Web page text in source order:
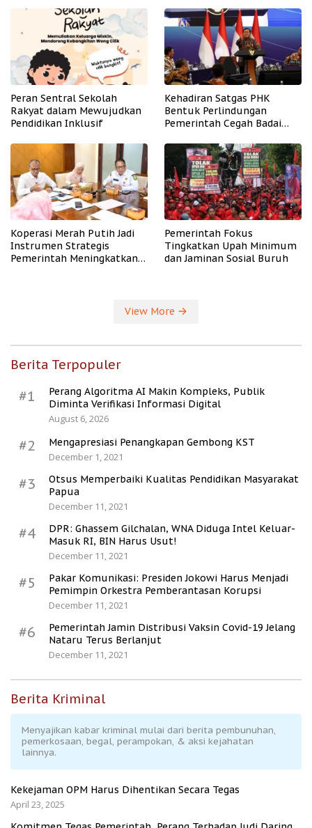
Peran Sentral Sekolah
Rakyat dalam Mewujudkan
Pendidikan Inklusif
Kehadiran Satgas PHK
Bentuk Perlindungan
Pemerintah Cegah Badai
Koperasi Merah Putih Jadi
Instrumen Strategis
Pemerintah Meningkatkan
Pemerintah Fokus
Tingkatkan Upah Minimum
dan Jaminan Sosial Buruh
View More
Berita Terpopuler
#1
Perang Algoritma AI Makin Kompleks, Publik
Diminta Verifikasi Informasi Digital
August 6, 2026
#2
Mengapresiasi Penangkapan Gembong KST
December 1, 2021
#3
Otsus Memperbaiki Kualitas Pendidikan Masyarakat
Papua
December 11, 2021
#4
DPR: Ghassem Gilchalan, WNA Diduga Intel Keluar-
Masuk RI, BIN Harus Usut!
December 11, 2021
#5
Pakar Komunikasi: Presiden Jokowi Harus Menjadi
Pemimpin Orkestra Pemberantasan Korupsi
December 11, 2021
#6
Pemerintah Jamin Distribusi Vaksin Covid-19 Jelang
Nataru Terus Berlanjut
December 11, 2021
Berita Kriminal
Menyajikan kabar kriminal mulai dari berita pembunuhan,
pemerkosaan, begal, perampokan, & aksi kejahatan
lainnya.
Kekejaman OPM Harus Dihentikan Secara Tegas
April 23, 2025